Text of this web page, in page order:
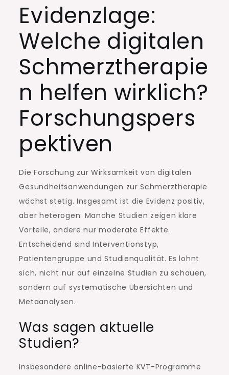
Evidenzlage:
Welche digitalen
Schmerztherapie
n helfen wirklich?
Forschungspers
pektiven
Die Forschung zur Wirksamkeit von digitalen
Gesundheitsanwendungen zur Schmerztherapie
wächst stetig. Insgesamt ist die Evidenz positiv,
aber heterogen: Manche Studien zeigen klare
Vorteile, andere nur moderate Effekte.
Entscheidend sind Interventionstyp,
Patientengruppe und Studienqualität. Es lohnt
sich, nicht nur auf einzelne Studien zu schauen,
sondern auf systematische Übersichten und
Metaanalysen.
Was sagen aktuelle
Studien?
Insbesondere online-basierte KVT-Programme